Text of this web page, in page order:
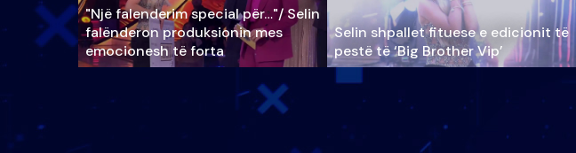
"Një falenderim special për…"/ Selin
falënderon produksionin mes
emocionesh të forta
Selin shpallet fituese e edicionit të
pestë të ‘Big Brother Vip’